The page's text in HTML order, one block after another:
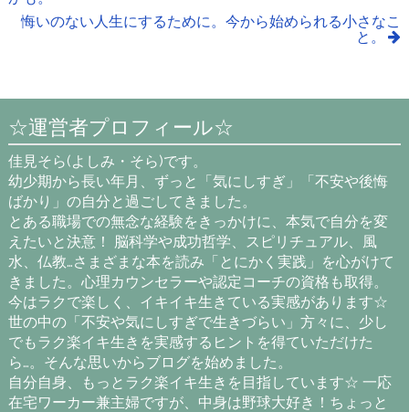
悔いのない人生にするために。今から始められる小さなこ
と。
☆運営者プロフィール☆
佳見そら(よしみ・そら)です。
幼少期から長い年月、ずっと「気にしすぎ」「不安や後悔
ばかり」の自分と過ごしてきました。
とある職場での無念な経験をきっかけに、本気で自分を変
えたいと決意！ 脳科学や成功哲学、スピリチュアル、風
水、仏教…さまざまな本を読み「とにかく実践」を心がけて
きました。心理カウンセラーや認定コーチの資格も取得。
今はラクで楽しく、イキイキ生きている実感があります☆
世の中の「不安や気にしすぎで生きづらい」方々に、少し
でもラク楽イキ生きを実感するヒントを得ていただけた
ら…。そんな思いからブログを始めました。
自分自身、もっとラク楽イキ生きを目指しています☆ 一応
在宅ワーカー兼主婦ですが、中身は野球大好き！ちょっと